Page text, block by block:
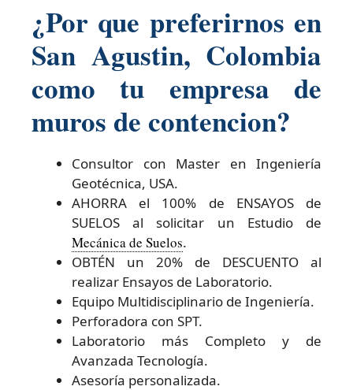
¿Por que preferirnos en
San Agustin, Colombia
como tu empresa de
muros de contencion?
Consultor con Master en Ingeniería
Geotécnica, USA.
AHORRA el 100% de ENSAYOS de
SUELOS al solicitar un Estudio de
Mecánica de Suelos.
OBTÉN un 20% de DESCUENTO al
realizar Ensayos de Laboratorio.
Equipo Multidisciplinario de Ingeniería.
Perforadora con SPT.
Laboratorio más Completo y de
Avanzada Tecnología.
Asesoría personalizada.